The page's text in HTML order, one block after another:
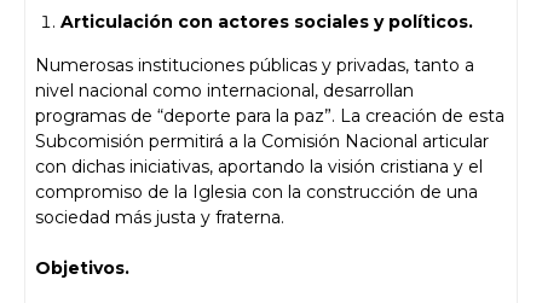
Articulación con actores sociales y políticos.
Numerosas instituciones públicas y privadas, tanto a
nivel nacional como internacional, desarrollan
programas de “deporte para la paz”. La creación de esta
Subcomisión permitirá a la Comisión Nacional articular
con dichas iniciativas, aportando la visión cristiana y el
compromiso de la Iglesia con la construcción de una
sociedad más justa y fraterna.
Objetivos.